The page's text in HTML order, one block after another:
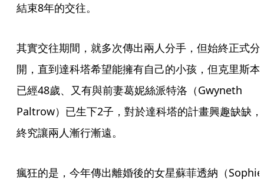
結束8年的交往。
其實交往期間，就多次傳出兩人分手，但始終正式分
開，直到達科塔希望能擁有自己的小孩，但克里斯本
已經48歲、又有與前妻葛妮絲派特洛（Gwyneth
Paltrow）已生下2子，對於達科塔的計畫興趣缺缺，
終究讓兩人漸行漸遠。
瘋狂的是，今年傳出離婚後的女星蘇菲透納（Sophie